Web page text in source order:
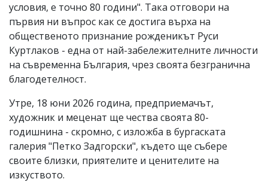
условия, е точно 80 години". Така отговори на
първия ни въпрос как се достига върха на
общественото признание рожденикът Руси
Куртлаков - една от най-забележителните личности
на съвременна България, чрез своята безгранична
благодетелност.
Утре, 18 юни 2026 година, предприемачът,
художник и меценат ще чества своята 80-
годишнина - скромно, с изложба в бургаската
галерия "Петко Задгорски", където ще събере
своите близки, приятелите и ценителите на
изкуството.